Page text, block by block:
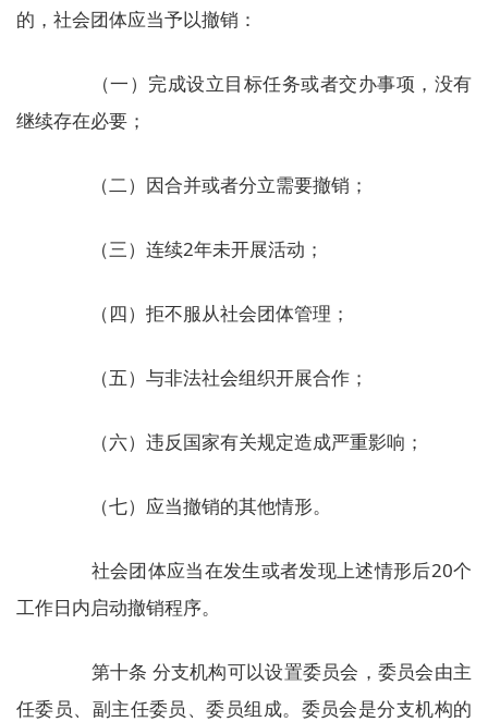
的，社会团体应当予以撤销：
（一）完成设立目标任务或者交办事项，没有
继续存在必要；
（二）因合并或者分立需要撤销；
（三）连续2年未开展活动；
（四）拒不服从社会团体管理；
（五）与非法社会组织开展合作；
（六）违反国家有关规定造成严重影响；
（七）应当撤销的其他情形。
社会团体应当在发生或者发现上述情形后20个
工作日内启动撤销程序。
第十条 分支机构可以设置委员会，委员会由主
任委员、副主任委员、委员组成。委员会是分支机构的